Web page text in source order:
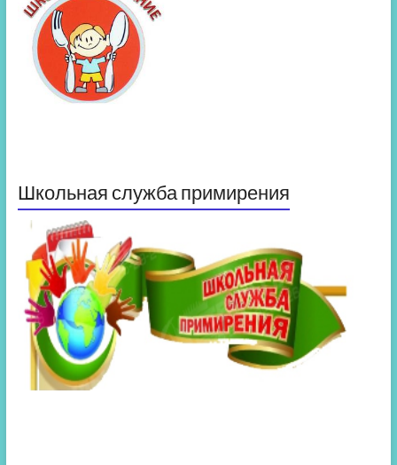
Школьная служба примирения